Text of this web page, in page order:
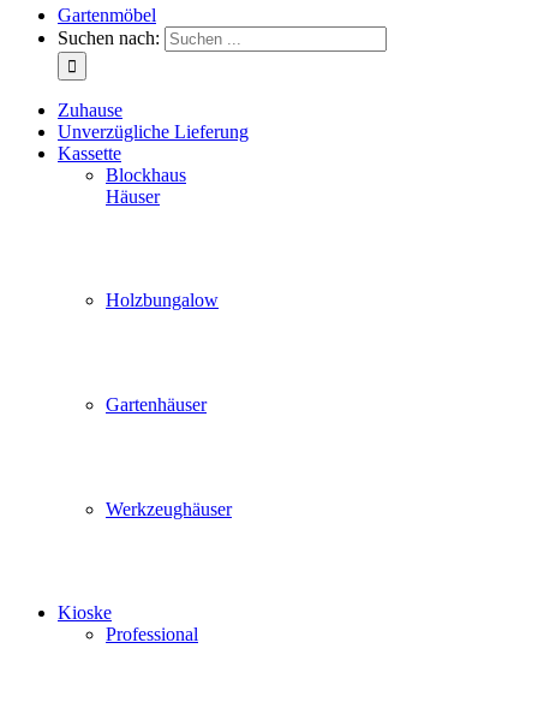
Gartenmöbel
Suchen nach:
Zuhause
Unverzügliche Lieferung
Kassette
Blockhaus
Häuser
Holzbungalow
Gartenhäuser
Werkzeughäuser
Kioske
Professional